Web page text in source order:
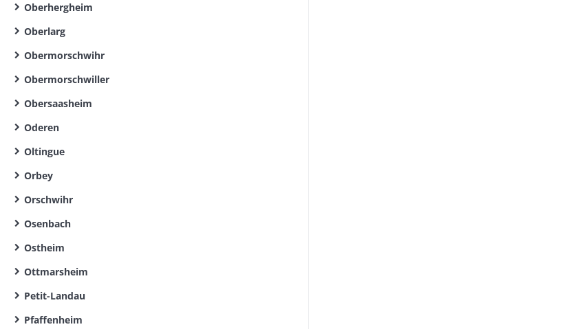
Oberhergheim
Oberlarg
Obermorschwihr
Obermorschwiller
Obersaasheim
Oderen
Oltingue
Orbey
Orschwihr
Osenbach
Ostheim
Ottmarsheim
Petit-Landau
Pfaffenheim